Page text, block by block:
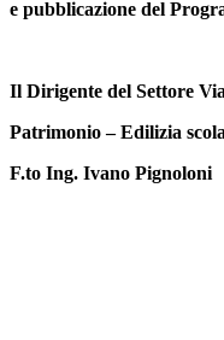
e pubblicazione del
Il Dirigente del Settore
Patrimonio – Edilizia
F.to Ing. Ivano Pignoloni